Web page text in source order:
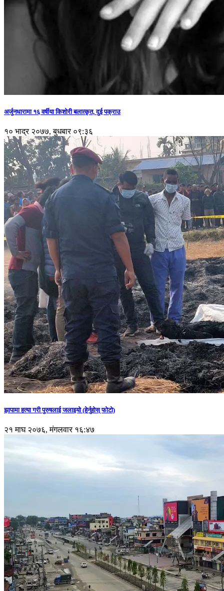
अर्जुनधारामा १६ वर्षीया किशोरी बलात्कृत, दुई पक्राउ
१० भाद्र २०७७, बुधबार ०९:३६
झापामा हत्या गरी पुरुषलाई जलाइयो (हेर्नुहाेस् फाेटाे)
२१ माघ २०७६, मंगलवार १६:४७